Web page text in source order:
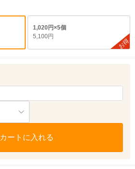
1,020円×5個
5,100円
お得
カートに入れる